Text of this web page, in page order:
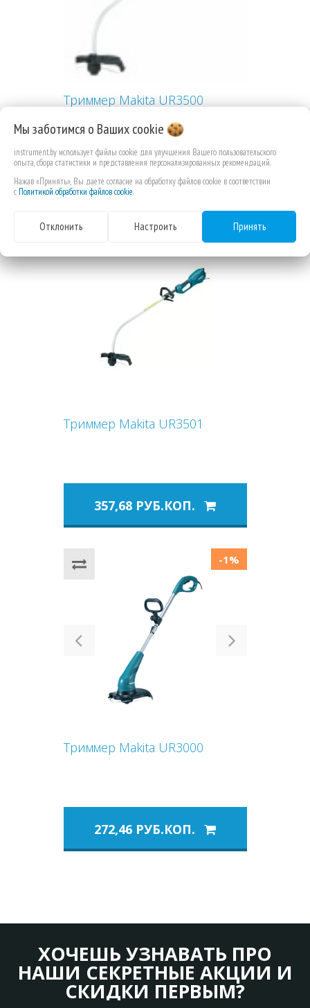
Триммер Makita UR3500
402,53 РУБ.КОП.
-1%
Триммер Makita UR3501
357,68 РУБ.КОП.
-1%
Previous Next
Триммер Makita UR3000
272,46 РУБ.КОП.
ХОЧЕШЬ УЗНАВАТЬ ПРО
НАШИ СЕКРЕТНЫЕ АКЦИИ И
СКИДКИ ПЕРВЫМ?
Мы заботимся о Вашихcookie
instrument.by использует файлы cookie для улучшения Вашего пользовательского
опыта, сбора статистики и представления персонализированных рекомендаций.
Нажав «Принять», Вы даете согласие на обработку файлов cookie в соответствии
с Политикой обработки файлов cookie.
Отклонить Настроить Принять